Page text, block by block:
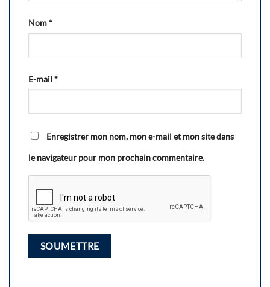
Nom*
E-mail *
Enregistrer mon nom, mon e-mail et mon site dans
le navigateur pour mon prochain commentaire.